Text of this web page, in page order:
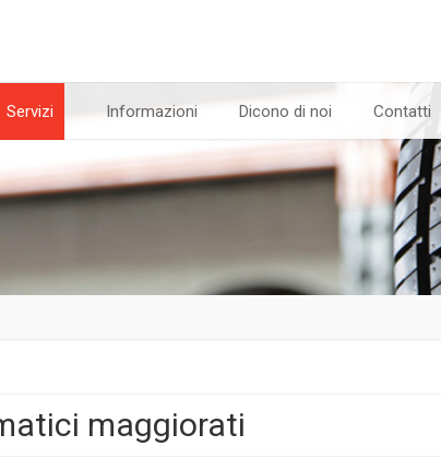
Servizi Informazioni Dicono di noi Contatti
maggiorati